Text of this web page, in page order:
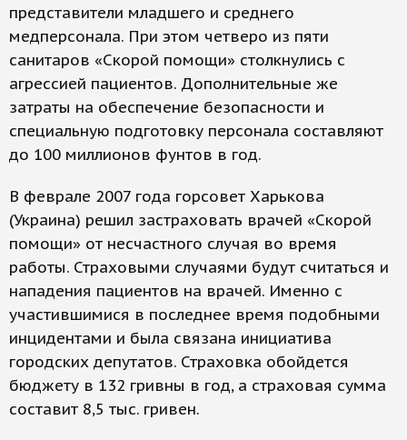
представители младшего и среднего
медперсонала. При этом четверо из пяти
санитаров «Скорой помощи» столкнулись с
агрессией пациентов. Дополнительные же
затраты на обеспечение безопасности и
специальную подготовку персонала составляют
до 100 миллионов фунтов в год.
В феврале 2007 года горсовет Харькова
(Украина) решил застраховать врачей «Скорой
помощи» от несчастного случая во время
работы. Страховыми случаями будут считаться и
нападения пациентов на врачей. Именно с
участившимися в последнее время подобными
инцидентами и была связана инициатива
городских депутатов. Страховка обойдется
бюджету в 132 гривны в год, а страховая сумма
составит 8,5 тыс. гривен.